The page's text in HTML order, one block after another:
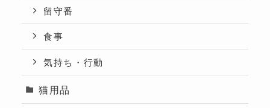
留守番
食事
気持ち・行動
猫用品